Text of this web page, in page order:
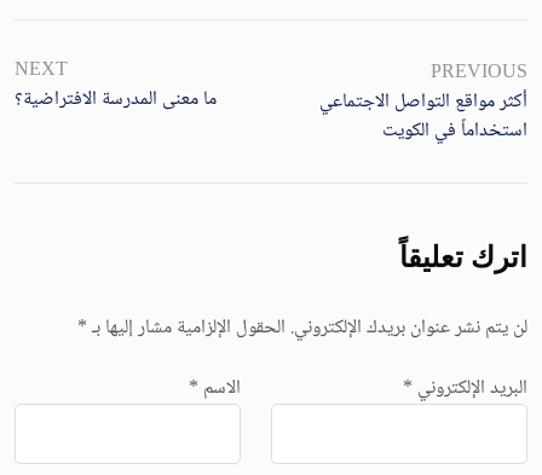
PREVIOUS
أكثر مواقع التواصل الاجتماعي
استخداماً في الكويت
NEXT
ما معنى المدرسة الافتراضية؟
اترك تعليقاً
لن يتم نشر عنوان بريدك الإلكتروني. الحقول الإلزامية مشار إليها بـ*
الاسم * البريد الإلكتروني *